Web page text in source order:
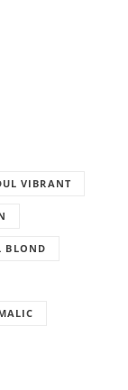
VIBRANT
BLOND